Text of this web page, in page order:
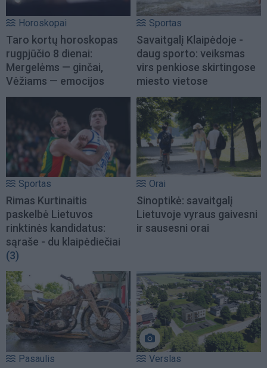
Horoskopai
Taro kortų horoskopas
rugpjūčio 8 dienai:
Mergelėms — ginčai,
Vėžiams — emocijos
Sportas
Savaitgalį Klaipėdoje -
daug sporto: veiksmas
virs penkiose skirtingose
miesto vietose
Sportas
Rimas Kurtinaitis
paskelbė Lietuvos
rinktinės kandidatus:
sąraše - du klaipėdiečiai
(3)
Orai
Sinoptikė: savaitgalį
Lietuvoje vyraus gaivesni
ir sausesni orai
Pasaulis Verslas